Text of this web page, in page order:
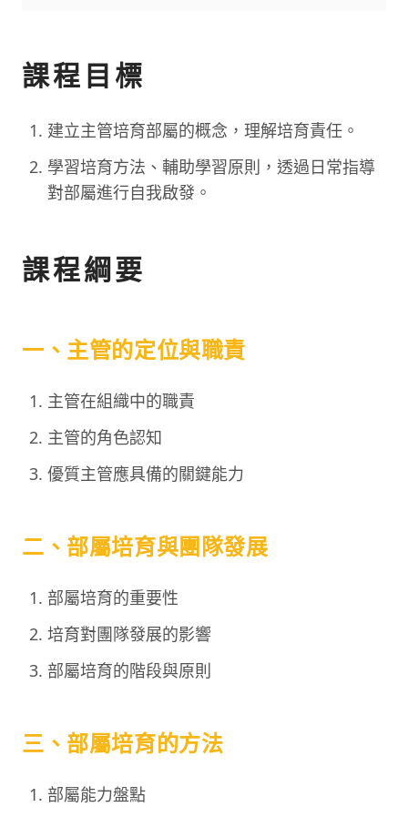
課程目標
建立主管培育部屬的概念，理解培育責任。
學習培育方法、輔助學習原則，透過日常指導
對部屬進行自我啟發。
課程綱要
一、主管的定位與職責
主管在組織中的職責
主管的角色認知
優質主管應具備的關鍵能力
二、部屬培育與團隊發展
部屬培育的重要性
培育對團隊發展的影響
部屬培育的階段與原則
三、部屬培育的方法
部屬能力盤點